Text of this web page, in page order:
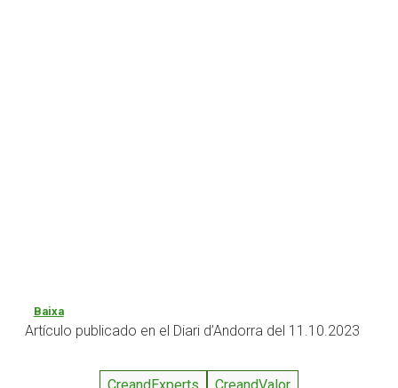
Baixa
Artículo publicado en el Diari d’Andorra del 11.10.2023